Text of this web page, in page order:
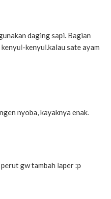
daging sapi. Bagian
kenyul.kalau sate ayam
nyoba, kayaknya enak.
gw tambah laper :p